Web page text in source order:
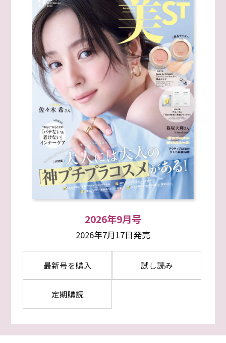
2026年9月号
2026年7月17日発売
最新号を購入 試し読み
定期購読